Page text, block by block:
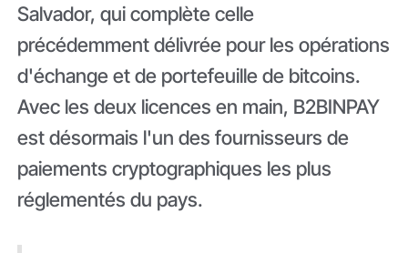
Salvador, qui complète celle
précédemment délivrée pour les opérations
d'échange et de portefeuille de bitcoins.
Avec les deux licences en main, B2BINPAY
est désormais l'un des fournisseurs de
paiements cryptographiques les plus
réglementés du pays.